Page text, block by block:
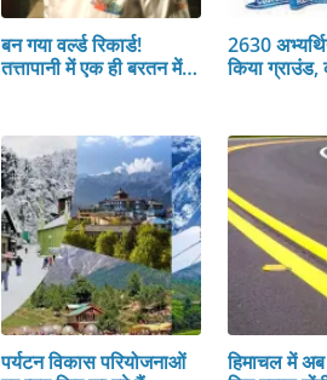
बन गया वर्ल्ड रिकार्ड!
तत्तापानी में एक ही बरतन में…
2630
किया ग्राउंड,
पर्यटन विकास परियोजनाओं
हिमाचल में